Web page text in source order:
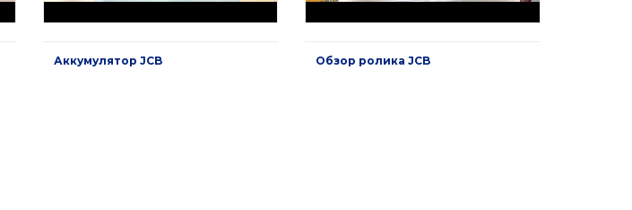
Аккумулятор JCB Обзор ролика JCB